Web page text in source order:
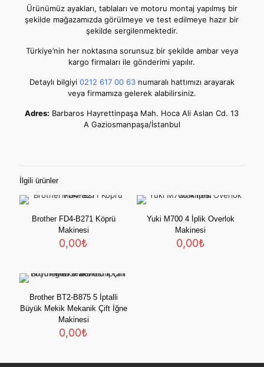
Ürünümüz ayakları, tablaları ve motoru montaj yapılmış bir
şekilde mağazamızda görülmeye ve test edilmeye hazır bir
şekilde sergilenmektedir.
Türkiye’nin her noktasına sorunsuz bir şekilde ambar veya
kargo firmaları ile gönderimi yapılır.
Detaylı bilgiyi 0212 617 00 63numaralı hattımızı arayarak
veya firmamıza gelerek alabilirsiniz.
Adres: Barbaros Hayrettinpaşa Mah. Hoca Ali Aslan Cd. 13
A Gaziosmanpaşa/İstanbul
İlgili ürünler
Brother FD4-B271 Köprü
Makinesi
0,00₺
Yuki M700 4 İplik Overlok
Makinesi
0,00₺
Brother BT2-B875 5 İptalli
Büyük Mekik Mekanik Çift İğne
Makinesi
0,00₺